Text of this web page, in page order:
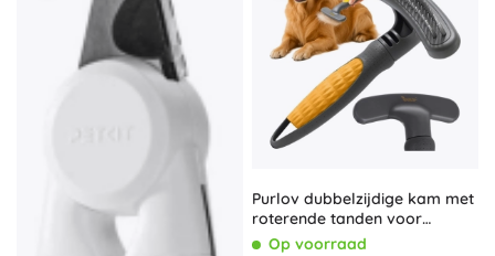
Purlov dubbelzijdige kam met
roterende tanden voor
honden en katten
Op voorraad